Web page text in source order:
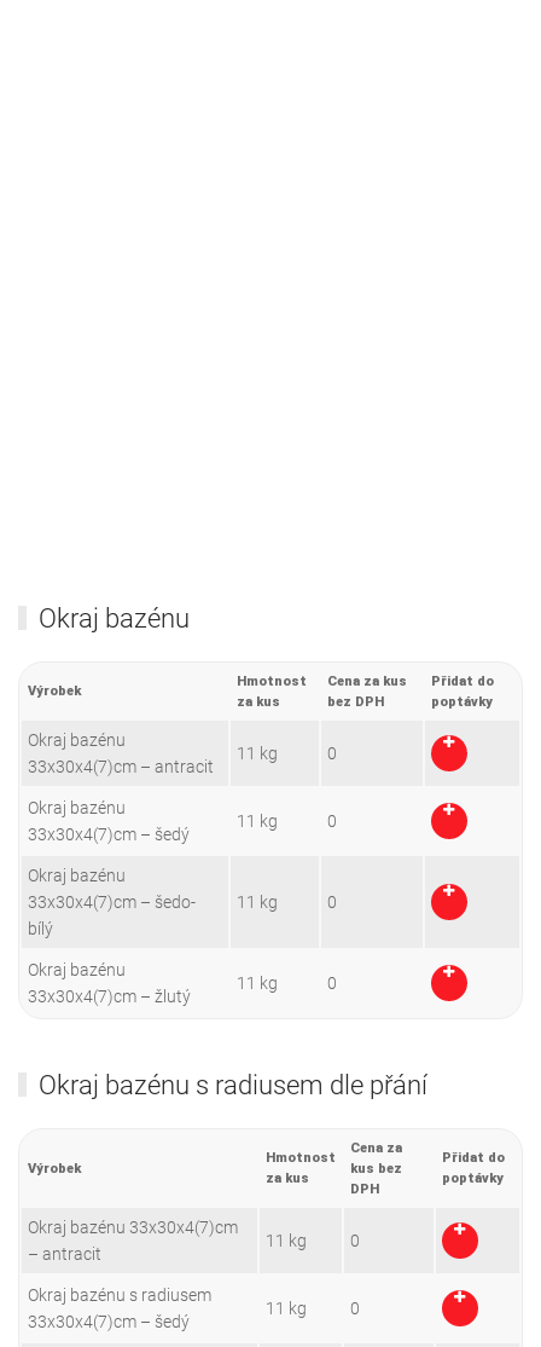
Okraj bazénu
Výrobek
Hmotnost
za kus
Cena za kus
bez DPH
Přidat do
poptávky
Okraj bazénu
33x30x4(7)cm – antracit
11 kg 0
Okraj bazénu
33x30x4(7)cm – šedý
11 kg 0
Okraj bazénu
33x30x4(7)cm – šedo-
bílý
11 kg 0
Okraj bazénu
33x30x4(7)cm – žlutý
11 kg 0
Okraj bazénu s radiusem dle přání
Výrobek
Hmotnost
za kus
Cena za
kus bez
DPH
Přidat do
poptávky
Okraj bazénu 33x30x4(7)cm
– antracit
11 kg 0
Okraj bazénu s radiusem
33x30x4(7)cm – šedý
11 kg 0